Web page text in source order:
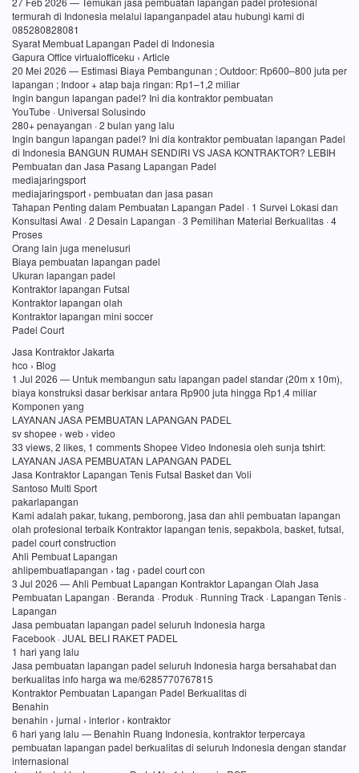
termurah di Indonesia melalui lapanganpadel atau hubungi kami di
085280828081
Syarat Membuat Lapangan Padel di Indonesia
Gapura Office virtualofficeku › Article
20 Mei 2026 — Estimasi Biaya Pembangunan ; Outdoor: Rp600–800 juta per
lapangan ; Indoor + atap baja ringan: Rp1–1,2 miliar
Ingin bangun lapangan padel? Ini dia kontraktor pembuatan
YouTube · Universal Solusindo
280+ penayangan · 2 bulan yang lalu
Ingin bangun lapangan padel? Ini dia kontraktor pembuatan lapangan Padel
di Indonesia BANGUN RUMAH SENDIRI VS JASA KONTRAKTOR? LEBIH
Pembuatan dan Jasa Pasang Lapangan Padel
mediajaringsport
mediajaringsport › pembuatan dan jasa pasan
Tahapan Penting dalam Pembuatan Lapangan Padel · 1 Survei Lokasi dan
Konsultasi Awal · 2 Desain Lapangan · 3 Pemilihan Material Berkualitas · 4
Proses
Orang lain juga menelusuri
Biaya pembuatan lapangan padel
Ukuran lapangan padel
Kontraktor lapangan Futsal
Kontraktor lapangan olah
Kontraktor lapangan mini soccer
Padel Court
Jasa Kontraktor Jakarta
hco › Blog
1 Jul 2026 — Untuk membangun satu lapangan padel standar (20m x 10m),
biaya konstruksi dasar berkisar antara Rp900 juta hingga Rp1,4 miliar
Komponen yang
LAYANAN JASA PEMBUATAN LAPANGAN PADEL
sv shopee › web › video
33 views, 2 likes, 1 comments Shopee Video Indonesia oleh sunja tshirt:
LAYANAN JASA PEMBUATAN LAPANGAN PADEL
Jasa Kontraktor Lapangan Tenis Futsal Basket dan Voli
Santoso Multi Sport
pakarlapangan
Kami adalah pakar, tukang, pemborong, jasa dan ahli pembuatan lapangan
olah profesional terbaik Kontraktor lapangan tenis, sepakbola, basket, futsal,
padel court construction
Ahli Pembuat Lapangan
ahlipembuatlapangan › tag › padel court con
3 Jul 2026 — Ahli Pembuat Lapangan Kontraktor Lapangan Olah Jasa
Pembuatan Lapangan · Beranda · Produk · Running Track · Lapangan Tenis ·
Lapangan
Jasa pembuatan lapangan padel seluruh Indonesia harga
Facebook · JUAL BELI RAKET PADEL
1 hari yang lalu
Jasa pembuatan lapangan padel seluruh Indonesia harga bersahabat dan
berkualitas info harga wa me/6285770767815
Kontraktor Pembuatan Lapangan Padel Berkualitas di
Benahin
benahin › jurnal › interior › kontraktor
6 hari yang lalu — Benahin Ruang Indonesia, kontraktor terpercaya
pembuatan lapangan padel berkualitas di seluruh Indonesia dengan standar
internasional